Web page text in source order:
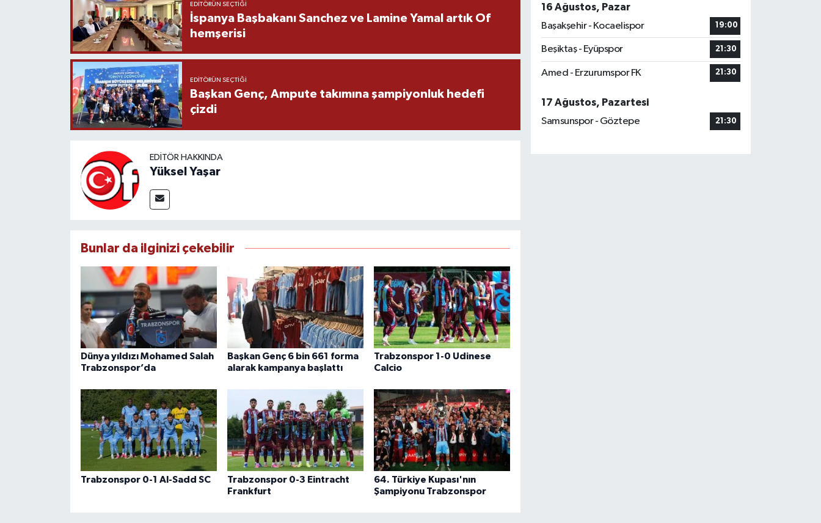
EDITÖRÜN SEÇTIĞI
İspanya Başbakanı Sanchez ve Lamine Yamal artık Of
hemşerisi
EDITÖRÜN SEÇTIĞI
Başkan Genç, Ampute takımına şampiyonluk hedefi
çizdi
EDITÖR HAKKINDA
Yüksel Yaşar
Bunlar da ilginizi çekebilir
Dünya yıldızı Mohamed Salah
Trabzonspor’da
Başkan Genç 6 bin 661 forma
alarak kampanya başlattı
Trabzonspor 1-0 Udinese
Calcio
Trabzonspor 0-1 Al-Sadd SC
Trabzonspor 0-3 Eintracht
Frankfurt
64. Türkiye Kupası'nın
Şampiyonu Trabzonspor
16 Ağustos, Pazar
Başakşehir - Kocaelispor
19:00
Beşiktaş - Eyüpspor 21:30
Amed - Erzurumspor FK 21:30
17 Ağustos, Pazartesi
Samsunspor - Göztepe
21:30